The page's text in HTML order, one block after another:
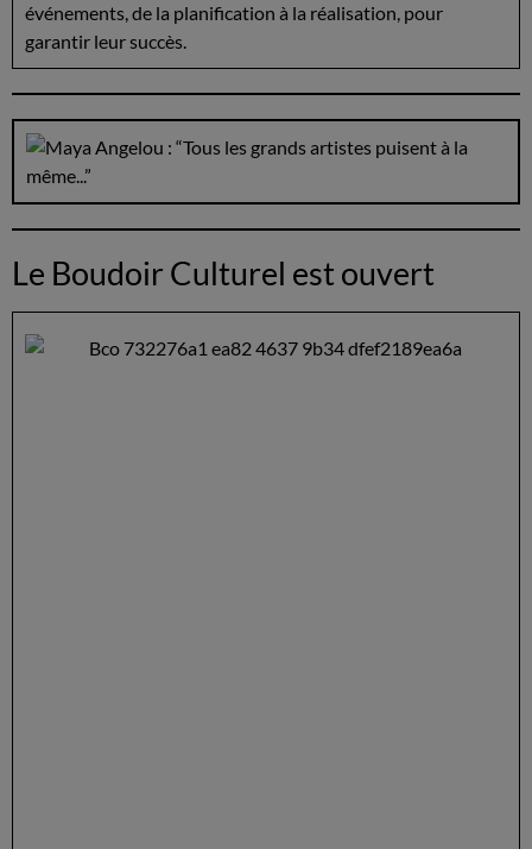
événements, de la planification à la réalisation, pour
garantir leur succès.
Le Boudoir Culturel est ouvert